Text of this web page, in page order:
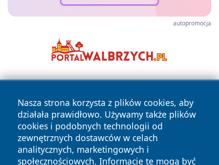
autopromocja
Nasza strona korzysta z plików cookies, aby
działała prawidłowo. Używamy także plików
cookies i podobnych technologii od
zewnętrznych dostawców w celach
analitycznych, marketingowych i
społecznościowych. Informacje te mogą być
Copyright © 2026 przemyslonline.pl Wszystkie prawa
zastrzeżone.